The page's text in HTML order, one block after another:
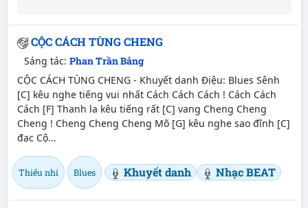
CỘC CÁCH TÙNG CHENG
Sáng tác: Phan Trần Bảng
CỘC CÁCH TÙNG CHENG - Khuyết danh Điệu: Blues Sênh
[C] kêu nghe tiếng vui nhất Cách Cách Cách ! Cách Cách
Cách [F] Thanh la kêu tiếng rất [C] vang Cheng Cheng
Cheng ! Cheng Cheng Cheng Mõ [G] kêu nghe sao đĩnh [C]
đạc Cộ...
Thiếu nhi Blues Khuyết danh Nhạc BEAT